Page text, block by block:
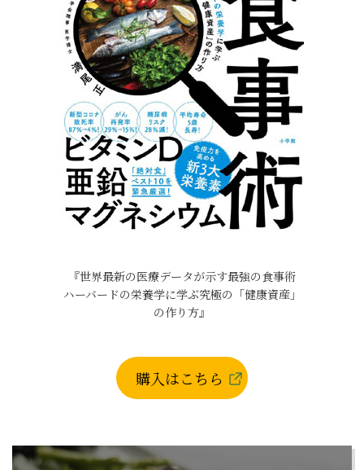
『世界最新の医療データが示す最強の食事術
ハーバードの栄養学に学ぶ究極の「健康資産」
の作り方』
購入はこちら